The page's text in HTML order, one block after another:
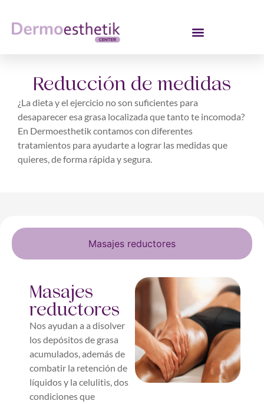
Reducción de medidas
¿La dieta y el ejercicio no son suficientes para
desaparecer esa grasa localizada que tanto te incomoda?
En Dermoesthetik contamos con diferentes
tratamientos para ayudarte a lograr las medidas que
quieres, de forma rápida y segura.
Masajes reductores
Masajes
reductores
Nos ayudan a a disolver
los depósitos de grasa
acumulados, además de
combatir la retención de
líquidos y la celulitis, dos
condiciones que